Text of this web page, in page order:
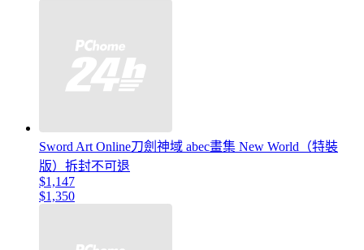
Sword Art Online刀劍神域 abec畫集 New World（特裝
版）拆封不可退
$1,147
$1,350